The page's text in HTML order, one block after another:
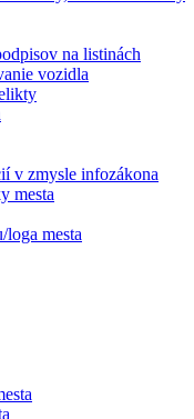
na listinách
vozidla
v zmysle infozákona
mesta
mesta